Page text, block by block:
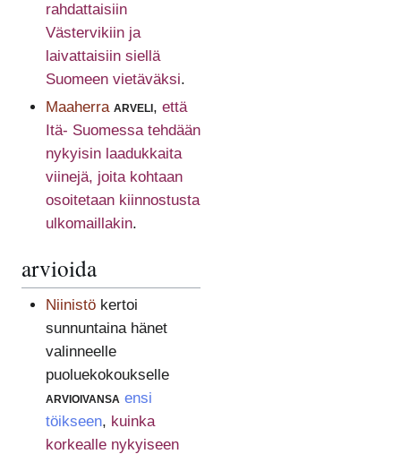
rahdattaisiin
Västervikiin ja
laivattaisiin siellä
Suomeen vietäväksi.
Maaherra arveli, että
Itä- Suomessa tehdään
nykyisin laadukkaita
viinejä, joita kohtaan
osoitetaan kiinnostusta
ulkomaillakin.
arvioida
Niinistökertoi
sunnuntaina hänet
valinneelle
puoluekokoukselle
arvioivansa ensi
töikseen, kuinka
korkealle nykyiseen